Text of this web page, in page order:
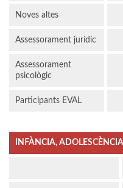
Noves altes
Assessorament jurídic
Assessorament
psicològic
Participants EVAL
INFÀNCIA,